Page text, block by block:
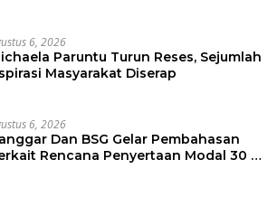
6, 2026
Paruntu Turun Reses, Sejumlah
Masyarakat Diserap
6, 2026
Dan BSG Gelar Pembahasan
Rencana Penyertaan Modal 30 M